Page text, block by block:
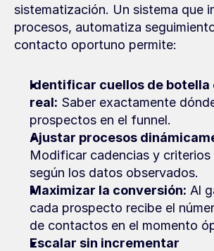
sistematización. Un sistema que
procesos, automatiza
contacto oportuno permite:
Identificar cuellos de botella
real: Saber exactamente
prospectos en el funnel.
Ajustar procesos
Modificar cadencias y
según los datos observados.
Maximizar la conversión: Al
cada prospecto recibe el
de contactos en el momento
Escalar sin incrementar